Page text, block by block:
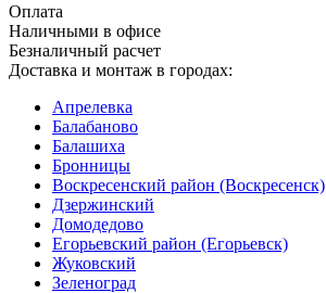
Оплата
Наличными в офисе
Безналичный расчет
Доставка и монтаж в городах:
Апрелевка
Балабаново
Балашиха
Бронницы
Воскресенский район (Воскресенск)
Дзержинский
Домодедово
Егорьевский район (Егорьевск)
Жуковский
Зеленоград